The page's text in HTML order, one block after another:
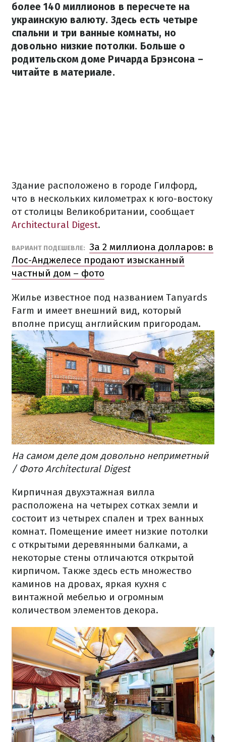
более 140 миллионов в пересчете на
украинскую валюту. Здесь есть четыре
спальни и три ванные комнаты, но
довольно низкие потолки. Больше о
родительском доме Ричарда Брэнсона –
читайте в материале.
Здание расположено в городе Гилфорд,
что в нескольких километрах к юго-востоку
от столицы Великобритании, сообщает
Architectural Digest.
ВАРИАНТ ПОДЕШЕВЛЕ: За 2 миллиона долларов: в
Лос-Анджелесе продают изысканный
частный дом – фото
Жилье известное под названием Tanyards
Farm и имеет внешний вид, который
вполне присущ английским пригородам.
На самом деле дом довольно неприметный
/ Фото Architectural Digest
Кирпичная двухэтажная вилла
расположена на четырех сотках земли и
состоит из четырех спален и трех ванных
комнат. Помещение имеет низкие потолки
с открытыми деревянными балками, а
некоторые стены отличаются открытой
кирпичом. Также здесь есть множество
каминов на дровах, яркая кухня с
винтажной мебелью и огромным
количеством элементов декора.